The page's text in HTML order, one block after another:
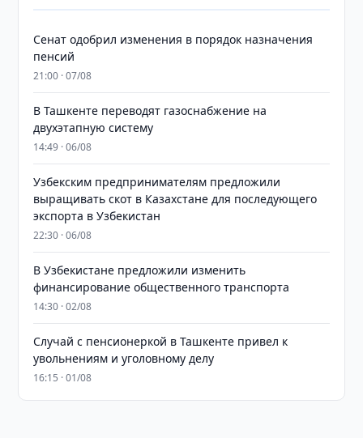
Сенат одобрил изменения в порядок назначения
пенсий
21:00 · 07/08
В Ташкенте переводят газоснабжение на
двухэтапную систему
14:49 · 06/08
Узбекским предпринимателям предложили
выращивать скот в Казахстане для последующего
экспорта в Узбекистан
22:30 · 06/08
В Узбекистане предложили изменить
финансирование общественного транспорта
14:30 · 02/08
Случай с пенсионеркой в Ташкенте привел к
увольнениям и уголовному делу
16:15 · 01/08